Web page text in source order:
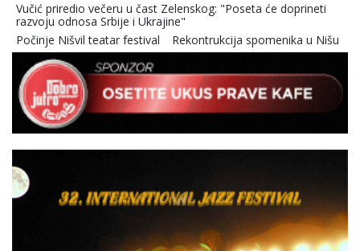
Vučić priredio večeru u čast Zelenskog: "Poseta će doprineti
razvoju odnosa Srbije i Ukrajine"
Počinje Nišvil teatar festival
Rekontrukcija spomenika u Nišu